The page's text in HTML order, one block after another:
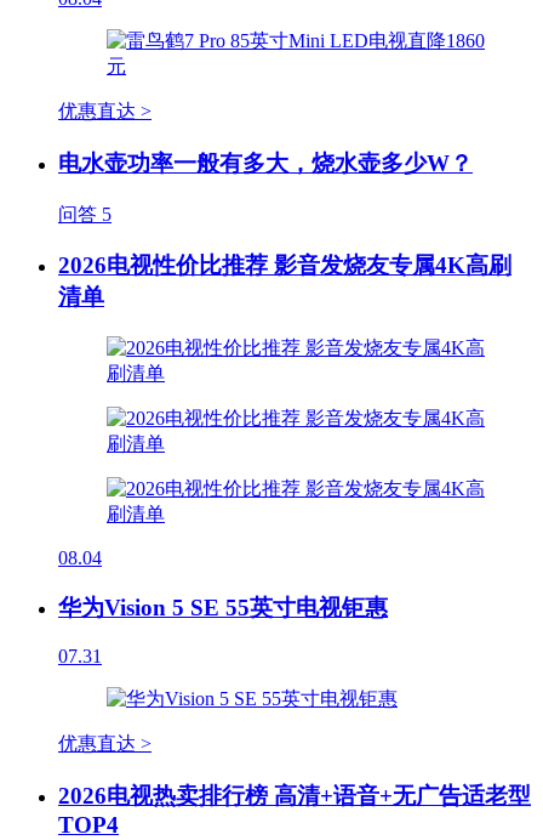
优惠直达 >
电水壶功率一般有多大，烧水壶多少W？
问答 5
2026电视性价比推荐 影音发烧友专属4K高刷
清单
08.04
华为Vision 5 SE 55英寸电视钜惠
07.31
优惠直达 >
2026电视热卖排行榜 高清+语音+无广告适老型
TOP4